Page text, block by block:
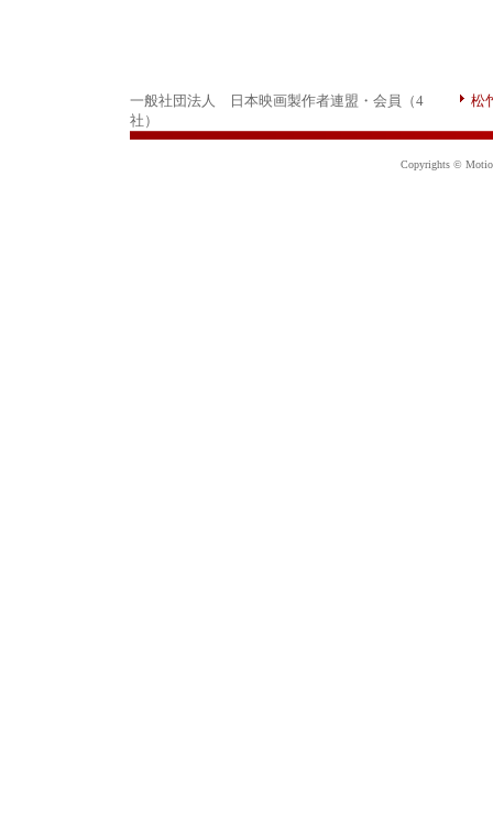
一般社団法人 日本映画製作者連盟・会員（4
社）
松
Copyrights ©